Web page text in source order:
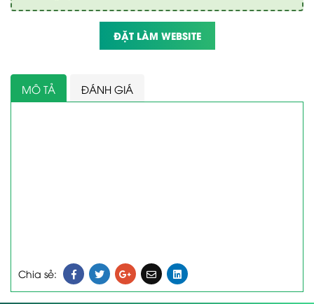
ĐẶT LÀM WEBSITE
MÔ TẢ ĐÁNH GIÁ
Chia sẻ: